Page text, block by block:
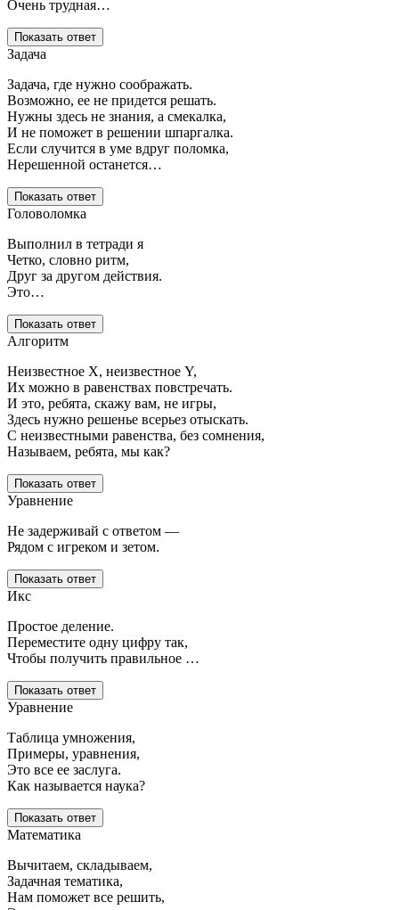
Очень трудная…
Показать ответ
Задача
Задача, где нужно соображать.
Возможно, ее не придется решать.
Нужны здесь не знания, а смекалка,
И не поможет в решении шпаргалка.
Если случится в уме вдруг поломка,
Нерешенной останется…
Показать ответ
Головоломка
Выполнил в тетради я
Четко, словно ритм,
Друг за другом действия.
Это…
Показать ответ
Алгоритм
Неизвестное X, неизвестное Y,
Их можно в равенствах повстречать.
И это, ребята, скажу вам, не игры,
Здесь нужно решенье всерьез отыскать.
С неизвестными равенства, без сомнения,
Называем, ребята, мы как?
Показать ответ
Уравнение
Не задерживай с ответом —
Рядом с игреком и зетом.
Показать ответ
Икс
Простое деление.
Переместите одну цифру так,
Чтобы получить правильное …
Показать ответ
Уравнение
Таблица умножения,
Примеры, уравнения,
Это все ее заслуга.
Как называется наука?
Показать ответ
Математика
Вычитаем, складываем,
Задачная тематика,
Нам поможет все решить,